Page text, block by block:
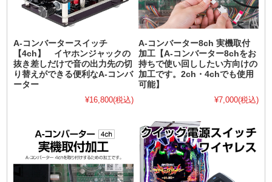
A-コンバータースイッチ
【4ch】 イヤホンジャックの
抜き差しだけで音の出力先の切
り替えができる便利なA-コンバ
ーター
¥16,800(税込)
A-コンバーター8ch 実機取付
加工【A-コンバーター8chをお
持ちで使い回ししたい方向けの
加工です。2ch・4chでも使用
可能】
¥7,000(税込)